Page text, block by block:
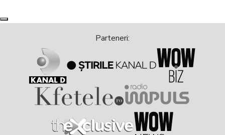
Next
Previous
Parteneri: